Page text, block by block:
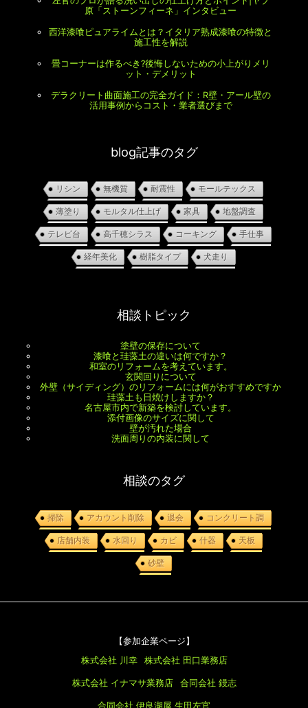
原「ストーンフィーネ」インタビュー
西洋漆喰ピュアライムとは？イタリア熟成漆喰の特徴と
施工性を解説
畳コーナーは作るべき?後悔しないための小上がりメリ
ット・デメリット
デラクリート曲面施工の完全ガイド：R壁・アール壁の
活用事例からコスト・業者選びまで
blog記事のタグ
リシン 無機質 耐震性 モールテックス
薄塗り モルタル仕上げ 家具 地盤調査
テレビ台 高千穂シラス コーキング 手仕事
経年美化 樹脂タイプ 犬走り
相談トピック
塗壁の保存について
漆喰と珪藻土の違いは何ですか？
和室のリフォームを考えています。
玄関回りについて
外壁（サイディング）のリフォームには何がおすすめですか
珪藻土も日焼けしますか？
名古屋市内で新築を検討しています。
添付画像のサイズに関して
壁が汚れた場合
洗面周りの内装に関して
相談のタグ
掃除 アカウント削除 退会 コンクリート調
店舗内装 水回り カビ 什器 天板
砂壁
【参加企業ページ】
株式会社 川幸
株式会社 田口業務店
株式会社 イナマサ業務店 合同会社 鏝志
合同会社 伊良湖屋 生田左官